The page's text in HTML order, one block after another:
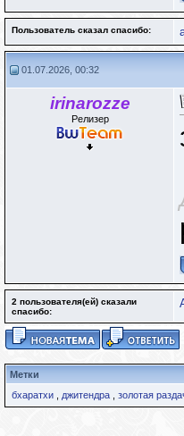
Пользователь сказал cпасибо:
01.07.2026, 00:32
irinarozze
Релизер
2 пользователя(ей) сказали
cпасибо:
Метки
бхаратхи
джитендра золотая